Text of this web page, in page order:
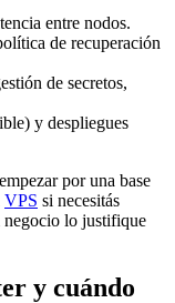
entre nodos.
de recuperación
de secretos,
y despliegues
por una base
VPS si necesitás
negocio lo justifique
y cuándo